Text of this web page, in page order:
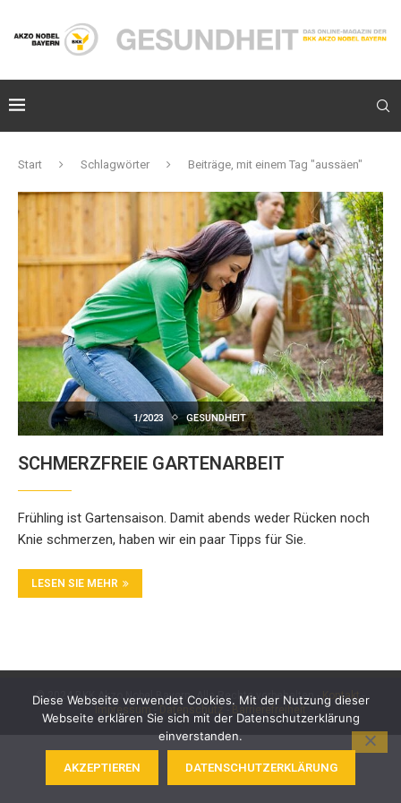
Start Schlagwörter Beiträge, mit einem Tag "aussäen"
1/2023 GESUNDHEIT
SCHMERZFREIE GARTENARBEIT
Frühling ist Gartensaison. Damit abends weder Rücken noch
Knie schmerzen, haben wir ein paar Tipps für Sie.
LESEN SIE MEHR
© 2024 BKK Akzo Nobel Bayern. Alle Rechte vorbehalten - Kontakt-
Diese Webseite verwendet Cookies. Mit der Nutzung dieser
Webseite erklären Sie sich mit der Datenschutzerklärung
einverstanden.
AKZEPTIEREN DATENSCHUTZERKLÄRUNG